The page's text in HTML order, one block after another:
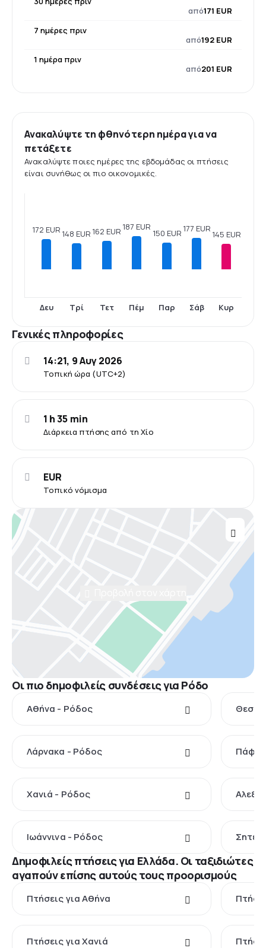
από171 EUR
7 ημέρες πριν
από192 EUR
1 ημέρα πριν
από201 EUR
Ανακαλύψτε τη φθηνότερη ημέρα για να
πετάξετε
Ανακαλύψτε ποιες ημέρες της εβδομάδας οι πτήσεις
είναι συνήθως οι πιο οικονομικές.
172 EUR
Δευ
148 EUR
Τρί
162 EUR
Τετ
187 EUR
Πέμ
150 EUR
Παρ
177 EUR
Σάβ
145 EUR
Κυρ
Γενικές πληροφορίες
Τοπική ώρα (UTC+2)
14:21, 9 Αυγ 2026
Διάρκεια πτήσης από τη Χίο
1 h 35 min
Τοπικό νόμισμα
EUR
Οι πιο δημοφιλείς συνδέσεις για Ρόδο
Αθήνα - Ρόδος
Λάρνακα - Ρόδος
Χανιά - Ρόδος
Ιωάννινα - Ρόδος
Δημοφιλείς πτήσεις για Ελλάδα. Οι ταξιδιώτες
αγαπούν επίσης αυτούς τους προορισμούς
Πτήσεις για Αθήνα
Πτήσεις για Χανιά